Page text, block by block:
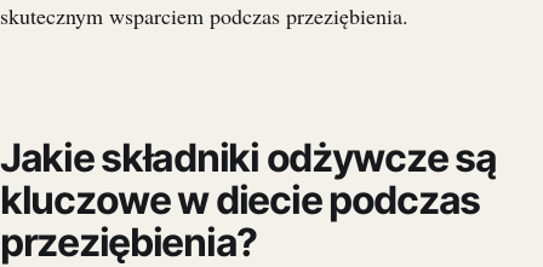
skutecznym wsparciem podczas przeziębienia.
Jakie składniki odżywcze są
kluczowe w diecie podczas
przeziębienia?